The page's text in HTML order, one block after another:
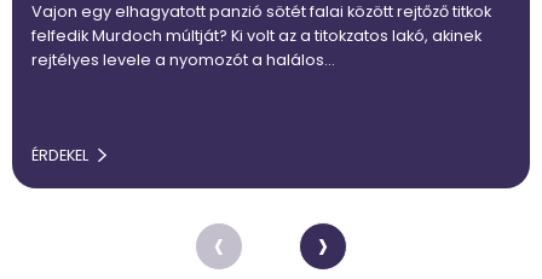
Vajon egy elhagyatott panzió sötét falai között rejtőző titkok
felfedik Murdoch múltját? Ki volt az a titokzatos lakó, akinek
rejtélyes levele a nyomozót a halálos…
ÉRDEKEL
‹ ›